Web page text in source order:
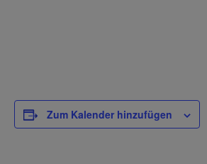
Zum Kalender hinzufügen